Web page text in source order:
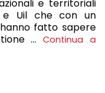
e territoriali
e Uil che con un
fatto sapere
…Continua a